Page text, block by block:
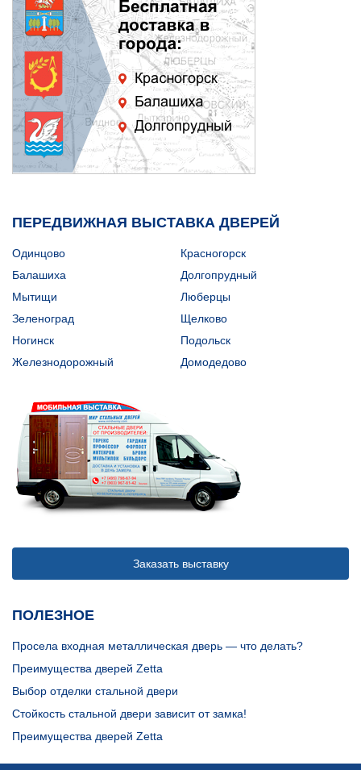
ПЕРЕДВИЖНАЯ ВЫСТАВКА ДВЕРЕЙ
Одинцово
Красногорск
Балашиха
Долгопрудный
Мытищи
Люберцы
Зеленоград
Щелково
Ногинск
Подольск
Железнодорожный
Домодедово
Заказать выставку
ПОЛЕЗНОЕ
Просела входная металлическая дверь — что делать?
Преимущества дверей Zetta
Выбор отделки стальной двери
Стойкость стальной двери зависит от замка!
Преимущества дверей Zetta